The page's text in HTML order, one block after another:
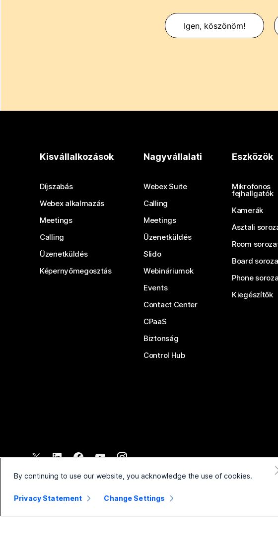
Igen, köszönöm!
Kisvállalkozások
Díjszabás
Webex alkalmazás
Meetings
Calling
Üzenetküldés
Képernyőmegosztás
Nagyvállalati
Webex Suite
Calling
Meetings
Üzenetküldés
Slido
Webináriumok
Events
Contact Center
CPaaS
Biztonság
Control Hub
Eszközök
Mikrofonos
fejhallgatók
Kamerák
Asztali
Room
Board
Phone
Kiegészítők
2026 Cisco és/vagy társvállalatai. Minden jog fenntartva.
By continuing to use our website, you acknowledge the use of cookies.
Privacy Statement Change Settings